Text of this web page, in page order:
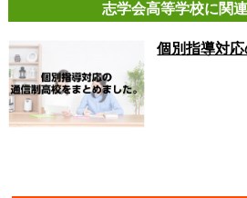
志学会高等学校に関
個別指導対